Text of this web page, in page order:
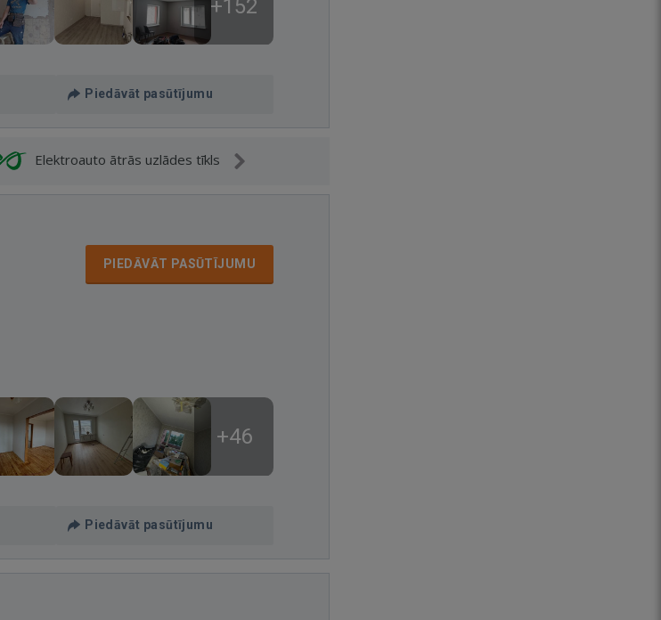
+152
Piedāvāt pasūtījumu
Elektroauto ātrās uzlādes tīkls
PIEDĀVĀT PASŪTĪJUMU
+46
Piedāvāt pasūtījumu